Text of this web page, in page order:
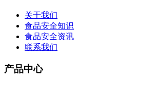
关于我们
食品安全知识
食品安全资讯
联系我们
产品中心